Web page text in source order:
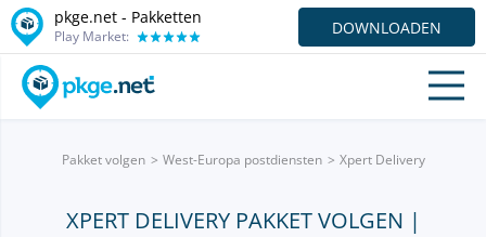
pkge.net - Pakketten
Play Market: DOWNLOADEN
Pakket volgen West-Europa postdiensten Xpert Delivery
XPERT DELIVERY PAKKET VOLGEN |